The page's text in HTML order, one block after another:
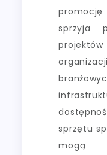
sprzyja
sprzętu
mogą